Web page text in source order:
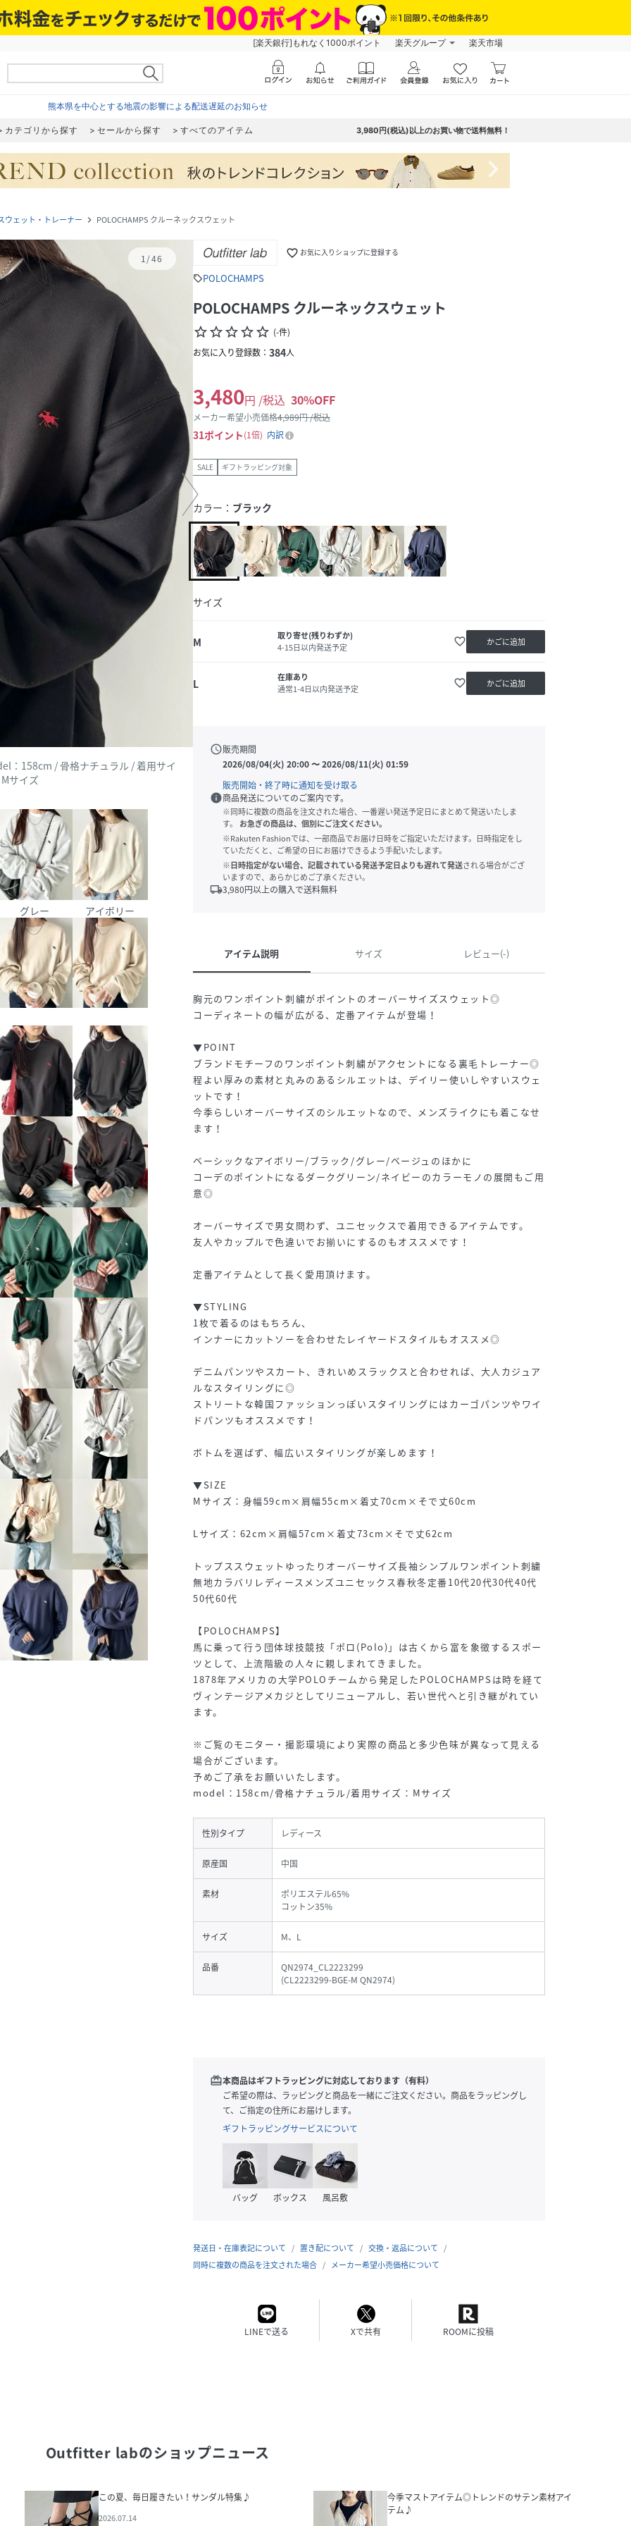
[楽天銀行]もれなく1000ポイント 楽天グループ 楽天市場
熊本県を中心とする地震の影響による配送遅延のお知らせ
カテゴリから探す セールから探す すべてのアイテム 3,980円(税込)以上のお買い物で送料無料！
navigate_next
ウェット・トレーナー navigate_next POLOCHAMPS クルーネックスウェット
1/46
：158cm / 骨格ナチュラル / 着用サイ
サイズ
グレー アイボリー
favorite_border お気に入りショップに登録する
sellPOLOCHAMPS
POLOCHAMPS クルーネックスウェット
star_borderstar_borderstar_borderstar_borderstar_border (-件)
お気に入り登録数： 384人
3,480円 /税込 30%OFF
メーカー希望小売価格4,989円 /税込
31ポイント 1倍 内訳
SALE ギフトラッピング対象
カラー： ブラック
サイズ
M
取り寄せ(残りわずか)
4-15日以内発送予定
favorite_border かごに追加
L
在庫あり
通常1-4日以内発送予定
favorite_border かごに追加
schedule販売期間
2026/08/04(火) 20:00〜2026/08/11(火) 01:59
販売開始・終了時に通知を受け取る
info商品発送についてのご案内です。
※同時に複数の商品を注文された場合、一番遅い発送予定日にまとめて発送いたしま
す。
お急ぎの商品は、個別にご注文ください。
※Rakuten Fashionでは、一部商品でお届け日時をご指定いただけます。日時指定をし
ていただくと、ご希望の日にお届けできるよう手配いたします。
※日時指定がない場合、記載されている発送予定日よりも遅れて発送される場合がござ
いますので、あらかじめご了承ください。
local_shipping3,980円以上の購入で送料無料
アイテム説明 サイズ レビュー(-)
胸元のワンポイント刺繍がポイントのオーバーサイズスウェット◎
コーディネートの幅が広がる、定番アイテムが登場！
▼POINT
ブランドモチーフのワンポイント刺繍がアクセントになる裏毛トレーナー◎
程よい厚みの素材と丸みのあるシルエットは、デイリー使いしやすいスウェ
ットです！
今季らしいオーバーサイズのシルエットなので、メンズライクにも着こなせ
ます！
ベーシックなアイボリー/ブラック/グレー/ベージュのほかに
コーデのポイントになるダークグリーン/ネイビーのカラーモノの展開もご用
意◎
オーバーサイズで男女問わず、ユニセックスで着用できるアイテムです。
友人やカップルで色違いでお揃いにするのもオススメです！
定番アイテムとして長く愛用頂けます。
▼STYLING
1枚で着るのはもちろん、
インナーにカットソーを合わせたレイヤードスタイルもオススメ◎
デニムパンツやスカート、きれいめスラックスと合わせれば、大人カジュア
ルなスタイリングに◎
ストリートな韓国ファッションっぽいスタイリングにはカーゴパンツやワイ
ドパンツもオススメです！
ボトムを選ばず、幅広いスタイリングが楽しめます！
▼SIZE
Mサイズ：身幅59cm×肩幅55cm×着丈70cm×そで丈60cm
Lサイズ：62cm×肩幅57cm×着丈73cm×そで丈62cm
トップススウェットゆったりオーバーサイズ長袖シンプルワンポイント刺繍
無地カラバリレディースメンズユニセックス春秋冬定番10代20代30代40代
50代60代
【POLOCHAMPS】
馬に乗って行う団体球技競技「ポロ(Polo)」は古くから富を象徴するスポー
ツとして、上流階級の人々に親しまれてきました。
1878年アメリカの大学POLOチームから発足したPOLOCHAMPSは時を経て
ヴィンテージアメカジとしてリニューアルし、若い世代へと引き継がれてい
ます。
※ご覧のモニター・撮影環境により実際の商品と多少色味が異なって見える
場合がございます。
予めご了承をお願いいたします。
model：158cm/骨格ナチュラル/着用サイズ：Mサイズ
性別タイプ レディース
原産国 中国
素材
ポリエステル65%
コットン35%
サイズ M、L
品番
QN2974_CL2223299
(CL2223299-BGE-M QN2974)
redeem本商品はギフトラッピングに対応しております（有料）
ご希望の際は、ラッピングと商品を一緒にご注文ください。商品をラッピングし
て、ご指定の住所にお届けします。
ギフトラッピングサービスについて
バッグ ボックス 風呂敷
発送日・在庫表記について 置き配について
交換・返品について
同時に複数の商品を注文された場合
メーカー希望小売価格について
LINEで送る Xで共有 ROOMに投稿
Outfitter labのショップニュース
この夏、毎日履きたい！サンダル特集♪
2026.07.14
今季マストアイテム◎トレンドのサテン素材アイ
テム♪